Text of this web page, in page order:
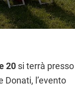
20 si terrà presso
Donati, l’evento